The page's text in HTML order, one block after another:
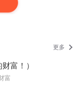
更多
富！）
富